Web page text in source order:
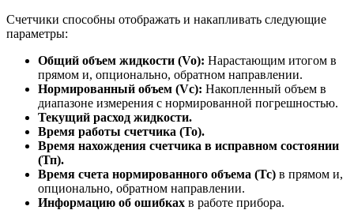
Счетчики способны отображать и накапливать следующие
параметры:
Общий объем жидкости (Vo): Нарастающим итогом в
прямом и, опционально, обратном направлении.
Нормированный объем (Vc): Накопленный объем в
диапазоне измерения с нормированной погрешностью.
Текущий расход жидкости.
Время работы счетчика (То).
Время нахождения счетчика в исправном состоянии
(Тп).
Время счета нормированного объема (Тс) в прямом и,
опционально, обратном направлении.
Информацию об ошибках в работе прибора.